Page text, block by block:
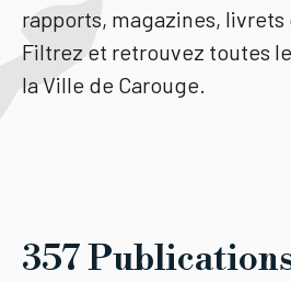
Lieux
rapports, magazines,
Filtrez et retrouvez toutes
la Ville de Carouge.
357